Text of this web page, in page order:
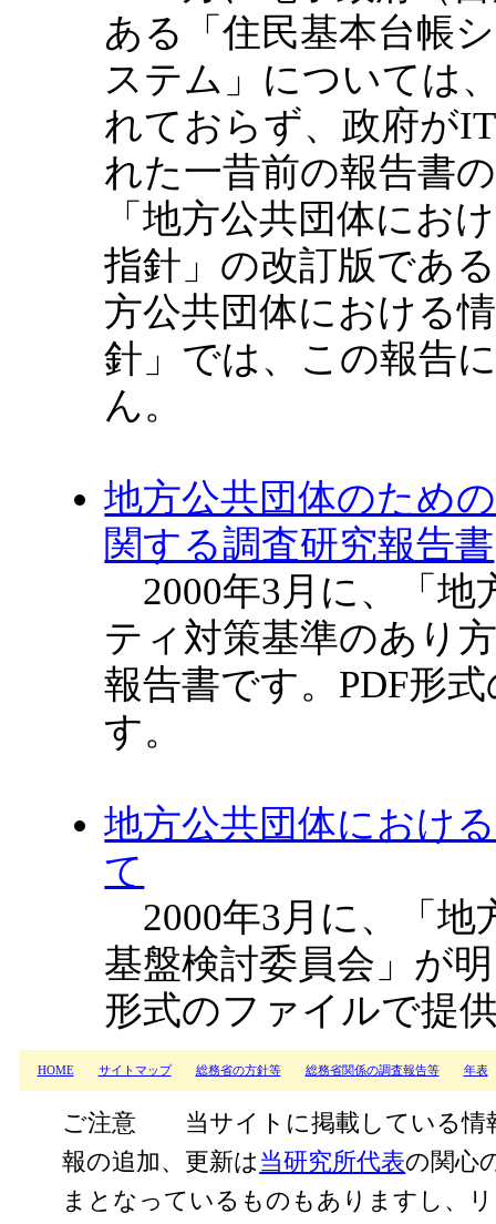
ある「住民基本台帳
ステム」については
れておらず、政府が
れた一昔前の報告書
「地方公共団体にお
指針」の改訂版であ
方公共団体における
針」では、この報告
ん。
地方公共団体のため
関する調査研究報告書
2000年3月に、「地
ティ対策基準のあり
報告書です。PDF形
す。
地方公共団体におけ
て
2000年3月に、「地
基盤検討委員会」が
形式のファイルで提
HOME サイトマップ 総務省の方針等 総務省関係の調査報告等 年表
ご注意 当サイトに掲載している情
報の追加、更新は 当研究所代表の関心
まとなっているものもありますし、